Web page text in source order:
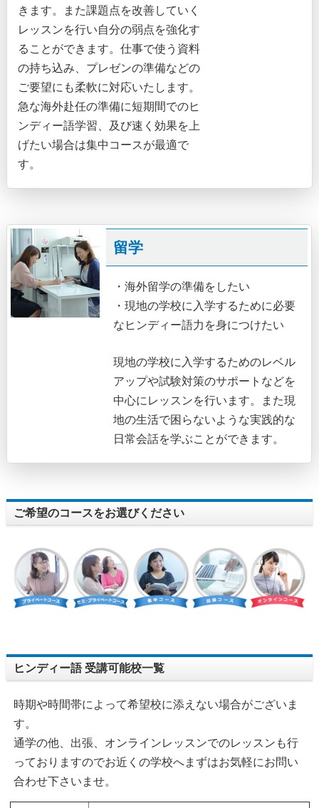
きます。また課題点を改善していく
レッスンを行い自分の弱点を強化す
ることができます。仕事で使う資料
の持ち込み、プレゼンの準備などの
ご要望にも柔軟に対応いたします。
急な海外赴任の準備に短期間でのヒ
ンディー語学習、及び速く効果を上
げたい場合は集中コースが最適で
す。
留学
・海外留学の準備をしたい
・現地の学校に入学するために必要
なヒンディー語力を身につけたい
現地の学校に入学するためのレベル
アップや試験対策のサポートなどを
中心にレッスンを行います。また現
地の生活で困らないような実践的な
日常会話を学ぶことができます。
ご希望のコースをお選びください
ヒンディー語 受講可能校一覧
時期や時間帯によって希望校に添えない場合がございま
す。
通学の他、出張、オンラインレッスンでのレッスンも行
っておりますのでお近くの学校へまずはお気軽にお問い
合わせ下さいませ。